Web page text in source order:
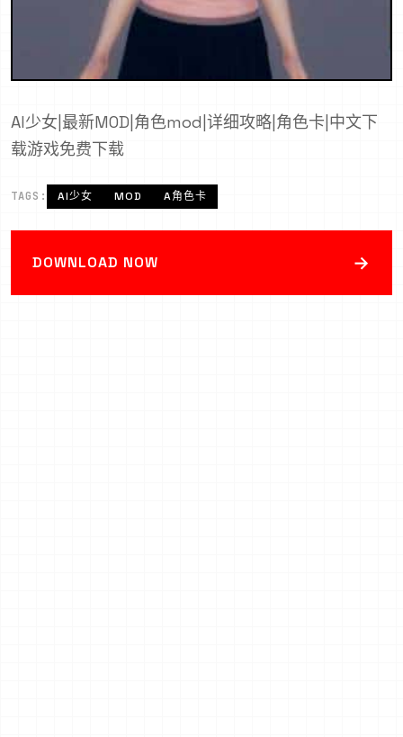
AI少女|最新MOD|角色mod|详细攻略|角色卡|中文下
载游戏免费下载
TAGS: AI少女 MOD A角色卡
DOWNLOAD NOW →